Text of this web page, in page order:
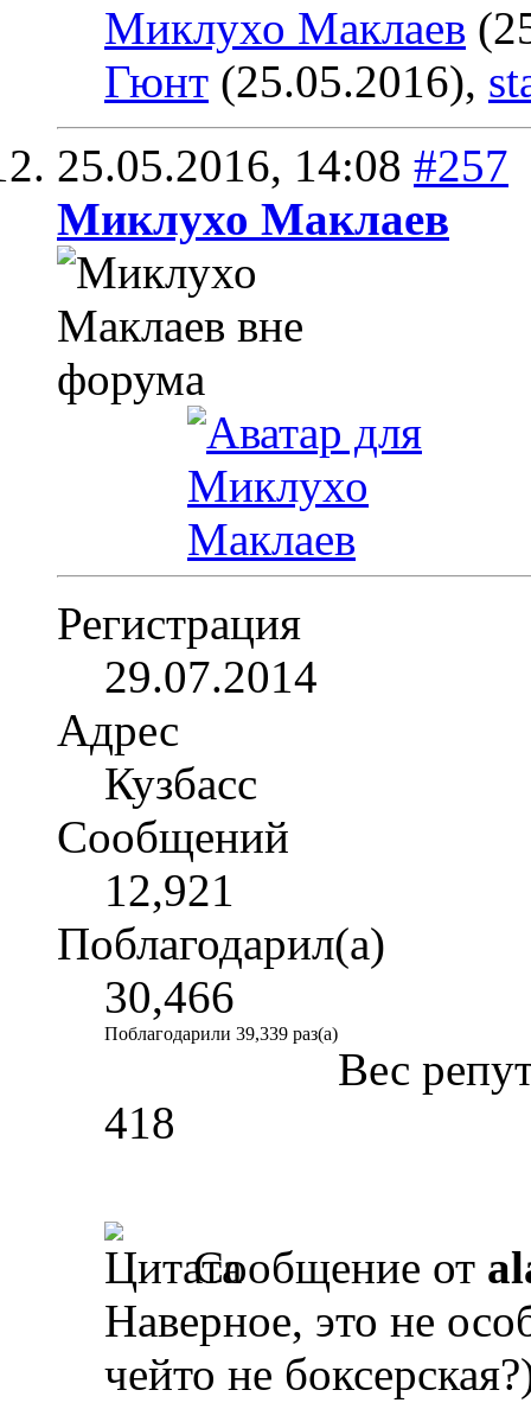
Миклухо Маклаев
Гюнт (25.05.2016),
25.05.2016, 14:08 #257
Миклухо Маклаев
Регистрация
29.07.2014
Адрес
Кузбасс
Сообщений
12,921
Поблагодарил(а)
30,466
Поблагодарили 39,339 раз(а)
Вес
418
Сообщение от
Наверное, это не
чейто не